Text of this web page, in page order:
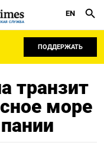
СЛУЖБА
EN
ПОДДЕРЖАТЬ
транзит
море